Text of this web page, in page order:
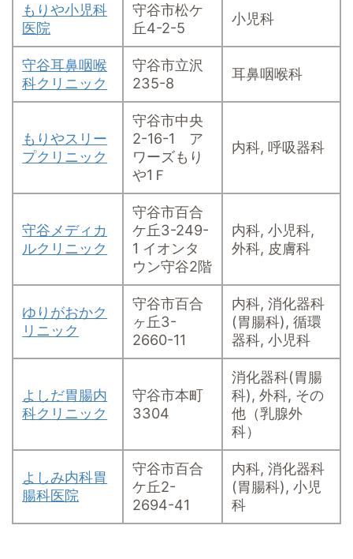
もりや小児科
医院
守谷市松ケ
丘4-2-5
小児科
守谷耳鼻咽喉
科クリニック
守谷市立沢
235-8
耳鼻咽喉科
もりやスリー
プクリニック
守谷市中央
2-16-1 ア
ワーズもり
や1Ｆ
内科, 呼吸器科
守谷メディカ
ルクリニック
守谷市百合
ケ丘3-249-
1 イオンタ
ウン守谷2階
内科, 小児科,
外科, 皮膚科
ゆりがおかク
リニック
守谷市百合
ヶ丘3-
2660-11
内科, 消化器科
(胃腸科), 循環
器科, 小児科
よしだ胃腸内
科クリニック
守谷市本町
3304
消化器科(胃腸
科), 外科, その
他（乳腺外
科）
よしみ内科胃
腸科医院
守谷市百合
ケ丘2-
2694-41
内科, 消化器科
(胃腸科), 小児
科